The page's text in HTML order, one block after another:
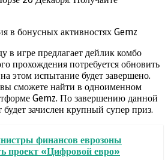
в бонусных активностях Gemz
в игре предлагает дейлик комбо
прохождения потребуется обновить
этом испытание будет завершено.
сможете найти в одноименном
Gemz. По завершению данной
зачислен крупный супер приз.
финансов еврозоны
проект «Цифровой евро»